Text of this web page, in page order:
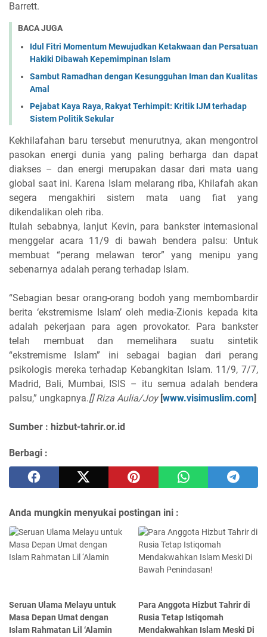
Barrett.
BACA JUGA
Idul Fitri Momentum Mewujudkan Ketakwaan dan Persatuan
Hakiki Dibawah Kepemimpinan Islam
Sambut Ramadhan dengan Kesungguhan Iman dan Kualitas
Amal
Pejabat Kaya Raya, Rakyat Terhimpit: Kritik IJM terhadap
Sistem Politik Sekular
Kekhilafahan baru tersebut menurutnya, akan mengontrol
pasokan energi dunia yang paling berharga dan dapat
diakses – dan energi merupakan dasar dari mata uang
global saat ini. Karena Islam melarang riba, Khilafah akan
segera mengakhiri sistem mata uang fiat yang
dikendalikan oleh riba.
Itulah sebabnya, lanjut Kevin, para bankster internasional
menggelar acara 11/9 di bawah bendera palsu: Untuk
membuat “perang melawan teror” yang menipu yang
sebenarnya adalah perang terhadap Islam.
“Sebagian besar orang-orang bodoh yang membombardir
berita ‘ekstremisme Islam’ oleh media-Zionis kepada kita
adalah pekerjaan para agen provokator. Para bankster
telah membuat dan memelihara suatu sintetik
“ekstremisme Islam” ini sebagai bagian dari perang
psikologis mereka terhadap Kebangkitan Islam. 11/9, 7/7,
Madrid, Bali, Mumbai, ISIS – itu semua adalah bendera
palsu,” ungkapnya.[] Riza Aulia/Joy [www.visimuslim.com]
Sumber : hizbut-tahrir.or.id
Berbagi :
Anda mungkin menyukai postingan ini :
Seruan Ulama Melayu untuk
Masa Depan Umat dengan
Islam Rahmatan Lil ‘Alamin
Para Anggota Hizbut Tahrir di
Rusia Tetap Istiqomah
Mendakwahkan Islam Meski Di